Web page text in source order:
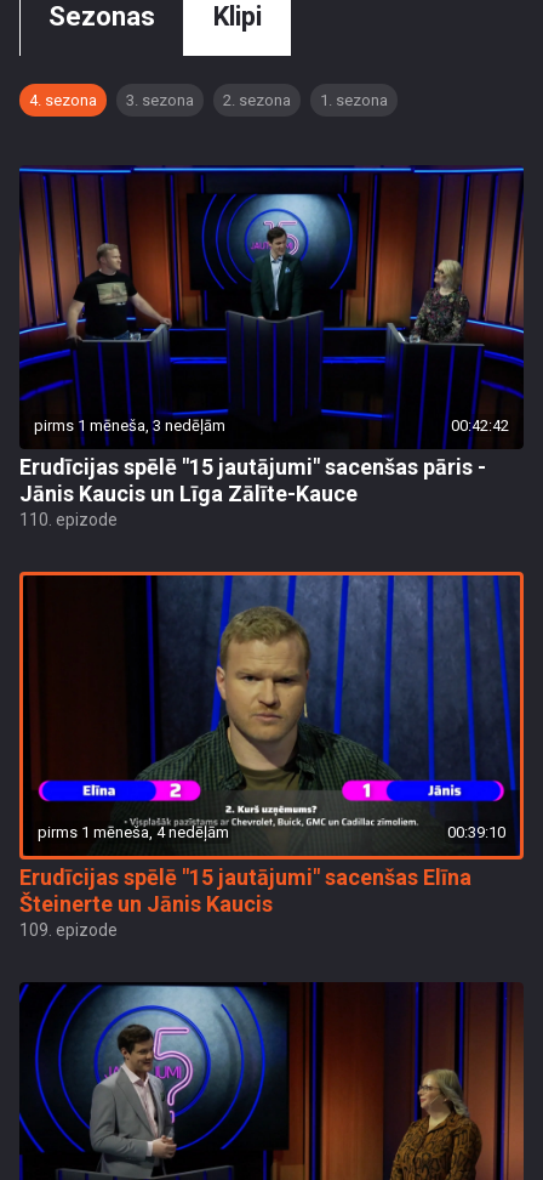
Sezonas Klipi
4. sezona 3. sezona 2. sezona 1. sezona
pirms 1 mēneša, 3 nedēļām 00:42:42
Erudīcijas spēlē "15 jautājumi" sacenšas pāris -
Jānis Kaucis un Līga Zālīte-Kauce
110. epizode
pirms 1 mēneša, 4 nedēļām 00:39:10
Erudīcijas spēlē "15 jautājumi" sacenšas Elīna
Šteinerte un Jānis Kaucis
109. epizode